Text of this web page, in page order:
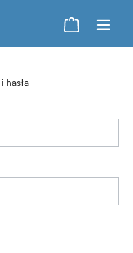
hasła